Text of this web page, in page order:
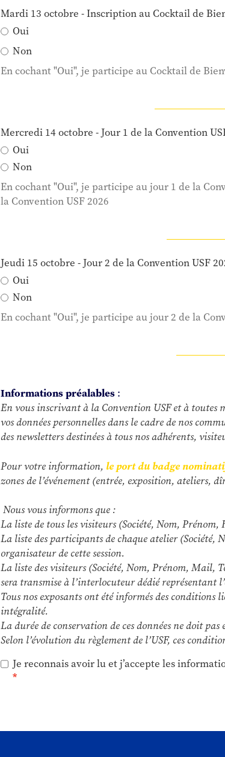
Mardi 13 octobre - Inscription au Cocktail de
Oui
Non
En cochant "Oui", je participe au Cocktail de
Mercredi 14 octobre - Jour 1 de la Convention
Oui
Non
En cochant "Oui", je participe au jour 1 de la
la Convention USF 2026
Jeudi 15 octobre - Jour 2 de la Convention USF
Oui
Non
En cochant "Oui", je participe au jour 2 de la
Informations préalables :
En vous inscrivant à la Convention USF et à toutes
vos données personnelles dans le cadre de nos
des newsletters destinées à tous nos adhérents,
Pour votre information, le port du badge
zones de l’événement (entrée, exposition, ateliers,
Nous vous informons que :
La liste de tous les visiteurs (Société, Nom,
La liste des participants de chaque atelier (Société,
organisateur de cette session.
La liste des visiteurs (Société, Nom, Prénom, Mail,
sera transmise à l’interlocuteur dédié représentant
Tous nos exposants ont été informés des conditions
intégralité.
La durée de conservation de ces données ne doit pas
Selon l’évolution du règlement de l’USF, ces
Je reconnais avoir lu et j’accepte les